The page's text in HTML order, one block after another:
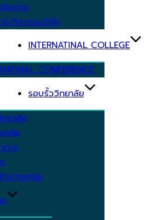
ชาการ
ร/กิจกรรมวิจัย
INTERNATINAL COLLEGE
CONFERENCE
รอบรั้ววิทยาลัย
ทยาลัย
าลัย
การ
างวิทยาลัย